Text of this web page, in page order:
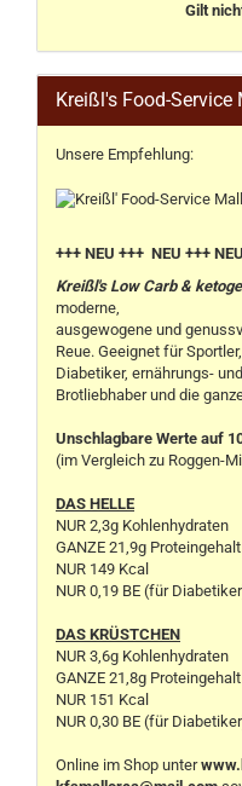
Gilt
Kreißl's Food-Service
Unsere Empfehlung:
+++ NEU +++ NEU +++
Kreißl's Low Carb &
moderne,
ausgewogene und
Reue. Geeignet für Sportler,
Diabetiker, ernährungs-
Brotliebhaber und die
Unschlagbare Werte auf
(im Vergleich zu Roggen-
DAS HELLE
NUR 2,3g Kohlenhydraten
GANZE 21,9g Proteingehalt
NUR 149 Kcal
NUR 0,19 BE (für
DAS KRÜSTCHEN
NUR 3,6g Kohlenhydraten
GANZE 21,8g Proteingehalt
NUR 151 Kcal
NUR 0,30 BE (für
Online im Shop unter